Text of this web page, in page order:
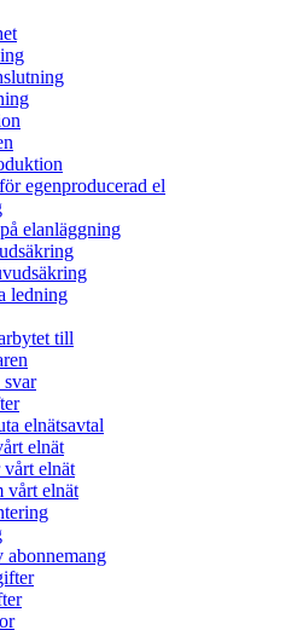
egenproducerad el
elanläggning
ledning
till
svar
elnätsavtal
elnät
elnät
vårt elnät